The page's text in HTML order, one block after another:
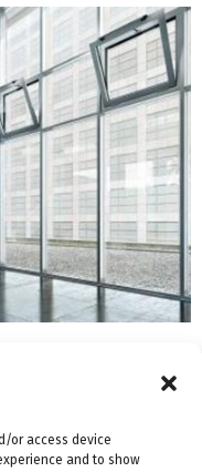
or access device
and to show
completă